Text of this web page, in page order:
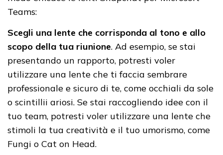
Teams:
Scegli una lente che corrisponda al tono e allo
scopo della tua riunione. Ad esempio, se stai
presentando un rapporto, potresti voler
utilizzare una lente che ti faccia sembrare
professionale e sicuro di te, come occhiali da sole
o scintillii ariosi. Se stai raccogliendo idee con il
tuo team, potresti voler utilizzare una lente che
stimoli la tua creatività e il tuo umorismo, come
Fungi o Cat on Head.